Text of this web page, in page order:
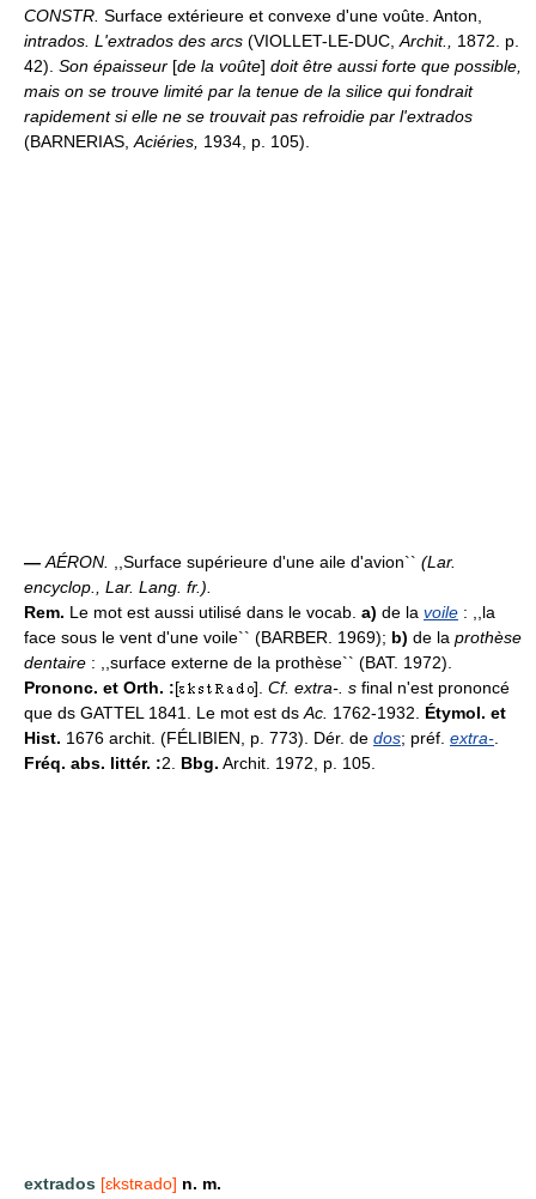
CONSTR. Surface extérieure et convexe d'une voûte. Anton,
intrados. L'extrados des arcs (VIOLLET-LE-DUC, Archit., 1872. p.
42). Son épaisseur [de la voûte] doit être aussi forte que possible,
mais on se trouve limité par la tenue de la silice qui fondrait
rapidement si elle ne se trouvait pas refroidie par l'extrados
(BARNERIAS, Aciéries, 1934, p. 105).
— AÉRON. ,,Surface supérieure d'une aile d'avion`` (Lar.
encyclop., Lar. Lang. fr. ).
Rem. Le mot est aussi utilisé dans le vocab. a) de la voile : ,,la
face sous le vent d'une voile`` (BARBER. 1969); b) de la prothèse
dentaire : ,,surface externe de la prothèse`` (BAT. 1972).
Prononc. et Orth. :[ ]. Cf. extra-. s final n'est prononcé
que ds GATTEL 1841. Le mot est ds Ac. 1762-1932. Étymol. et
Hist. 1676 archit. (FÉLIBIEN, p. 773). Dér. de dos; préf. extra-
Fréq. abs. littér. :2. Bbg. Archit. 1972, p. 105.
extrados [ɛkstʀado] n. m.